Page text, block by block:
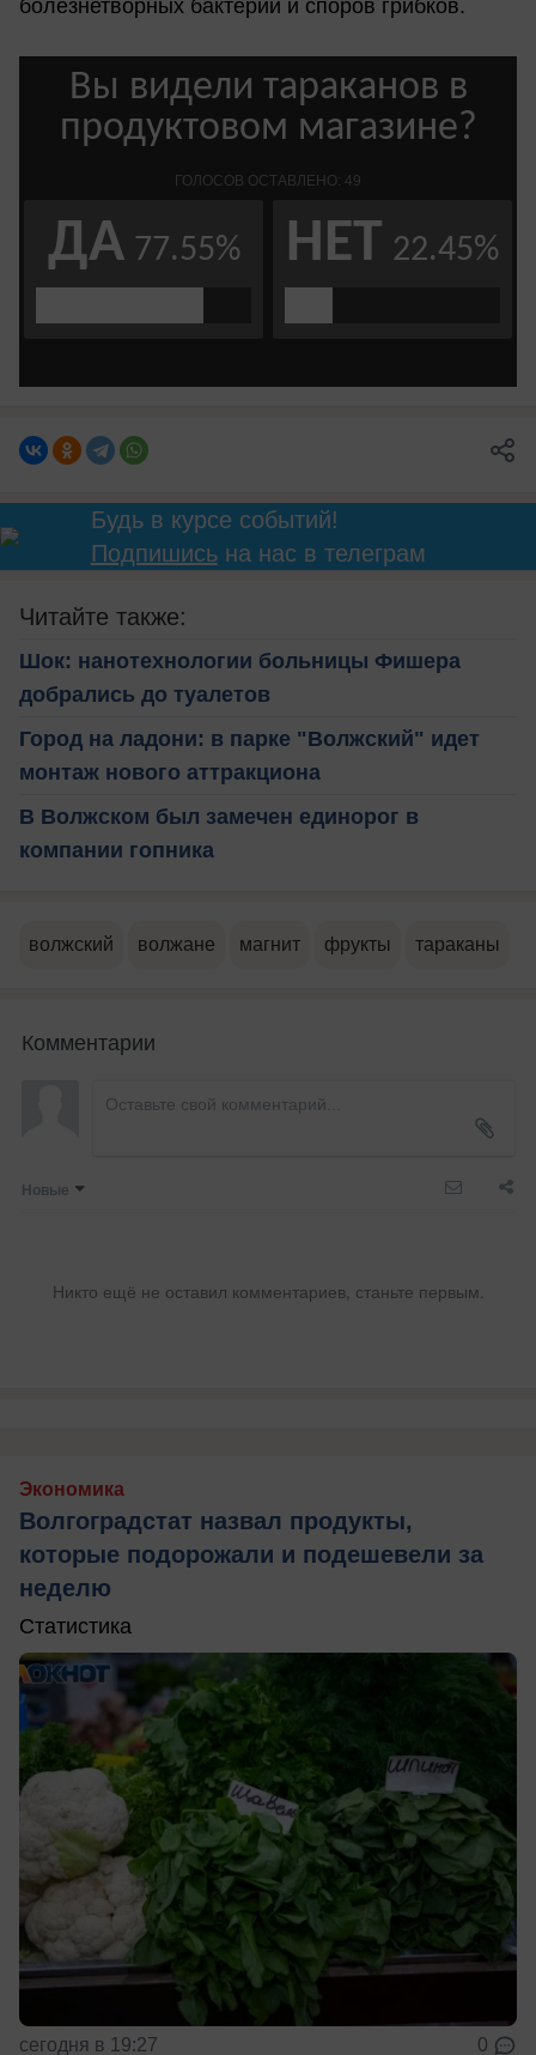
болезнетворных бактерий и споров грибков.
Будь в курсе событий!
Подпишисьна нас в телеграм
Читайте также:
Шок: нанотехнологии больницы Фишера
добрались до туалетов
Город на ладони: в парке "Волжский" идет
монтаж нового аттракциона
В Волжском был замечен единорог в
компании гопника
волжский волжане магнит фрукты тараканы
Комментарии
Новые
Никто ещё не оставил комментариев, станьте первым.
Экономика
Волгоградстат назвал продукты,
которые подорожали и подешевели за
неделю
Статистика
сегодня в 19:27 0